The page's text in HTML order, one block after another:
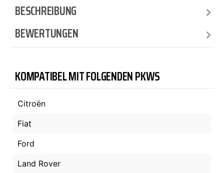
BESCHREIBUNG
BEWERTUNGEN
KOMPATIBEL MIT FOLGENDEN PKWS
Citroën
Fiat
Ford
Land Rover